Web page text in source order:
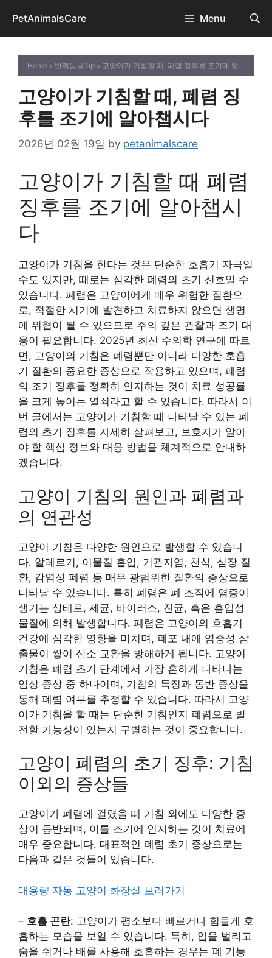
content
PetAnimalsCare Menu
Home » 반려동물Tip » 고양이가 기침할 때, 폐렴 징후를 조기에 알아챕시다
고양이가 기침할 때, 폐렴 징
후를 조기에 알아챕시다
2026년 02월 19일 by petanimalscare
고양이가 기침할 때 폐렴
징후를 조기에 알아챕시
다
고양이가 기침을 한다는 것은 단순한 호흡기 자극일
수도 있지만, 때로는 심각한 폐렴의 초기 신호일 수
있습니다. 폐렴은 고양이에게 매우 위험한 질환으
로, 적절한 시기에 발견하고 치료하지 않으면 생명
에 위협이 될 수 있으므로 주의 깊은 관찰과 조기 대
응이 필요합니다. 2025년 최신 수의학 연구에 따르
면, 고양이의 기침은 폐렴뿐만 아니라 다양한 호흡
기 질환의 중요한 증상으로 작용하고 있으며, 폐렴
의 조기 징후를 정확히 인지하는 것이 치료 성공률
을 크게 높이는 열쇠라고 할 수 있습니다. 따라서 이
번 글에서는 고양이가 기침할 때 나타날 수 있는 폐
렴의 초기 징후를 자세히 살펴보고, 보호자가 알아
야 할 핵심 정보와 대응 방법을 체계적으로 안내하
겠습니다.
고양이 기침의 원인과 폐렴과
의 연관성
고양이 기침은 다양한 원인으로 발생할 수 있습니
다. 알레르기, 이물질 흡입, 기관지염, 천식, 심장 질
환, 감염성 폐렴 등 매우 광범위한 질환의 증상으로
나타날 수 있습니다. 특히 폐렴은 폐 조직에 염증이
생기는 상태로, 세균, 바이러스, 진균, 혹은 흡입성
물질에 의해 발생합니다. 폐렴은 고양이의 호흡기
건강에 심각한 영향을 미치며, 폐포 내에 염증성 삼
출물이 쌓여 산소 교환을 방해하게 됩니다. 고양이
기침은 폐렴 초기 단계에서 가장 흔하게 나타나는
임상 증상 중 하나이며, 기침의 특징과 동반 증상을
통해 폐렴 여부를 추정할 수 있습니다. 따라서 고양
이가 기침을 할 때는 단순한 기침인지 폐렴으로 발
전할 가능성이 있는지 구별하는 것이 중요합니다.
고양이 폐렴의 초기 징후: 기침
이외의 증상들
고양이가 폐렴에 걸렸을 때 기침 외에도 다양한 증
상이 동반되며, 이를 조기에 인지하는 것이 치료에
매우 중요합니다. 대표적인 폐렴 초기 증상으로는
다음과 같은 것들이 있습니다.
대용량 자동 고양이 화장실 보러가기
– 호흡 곤란: 고양이가 평소보다 빠르거나 힘들게 호
흡하는 모습을 보일 수 있습니다. 특히, 입을 벌리고
숨을 쉬거나 배를 사용해 호흡하는 경우는 폐 기능